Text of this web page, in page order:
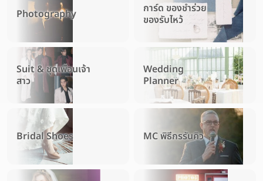
Photography
การ์ด ของชำร่วย
ของรับไหว้
Suit & ชุดเพื่อนเจ้า
สาว
Wedding
Planner
Bridal Shoes MC พิธีกรรันคิว